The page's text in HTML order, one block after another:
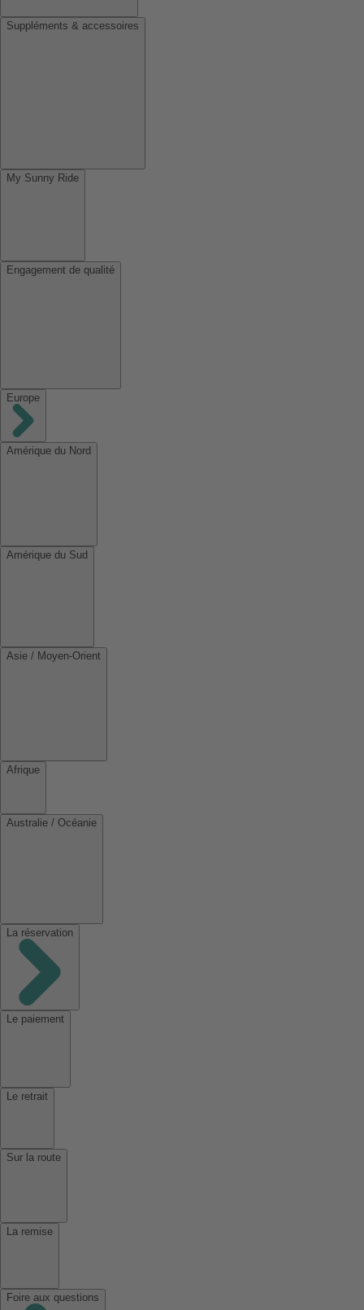
Suppléments & accessoires
My Sunny Ride
Engagement de qualité
Europe
Amérique du Nord
Amérique du Sud
Asie / Moyen-Orient
Afrique
Australie / Océanie
La réservation
Le paiement
Le retrait
Sur la route
La remise
Foire aux questions